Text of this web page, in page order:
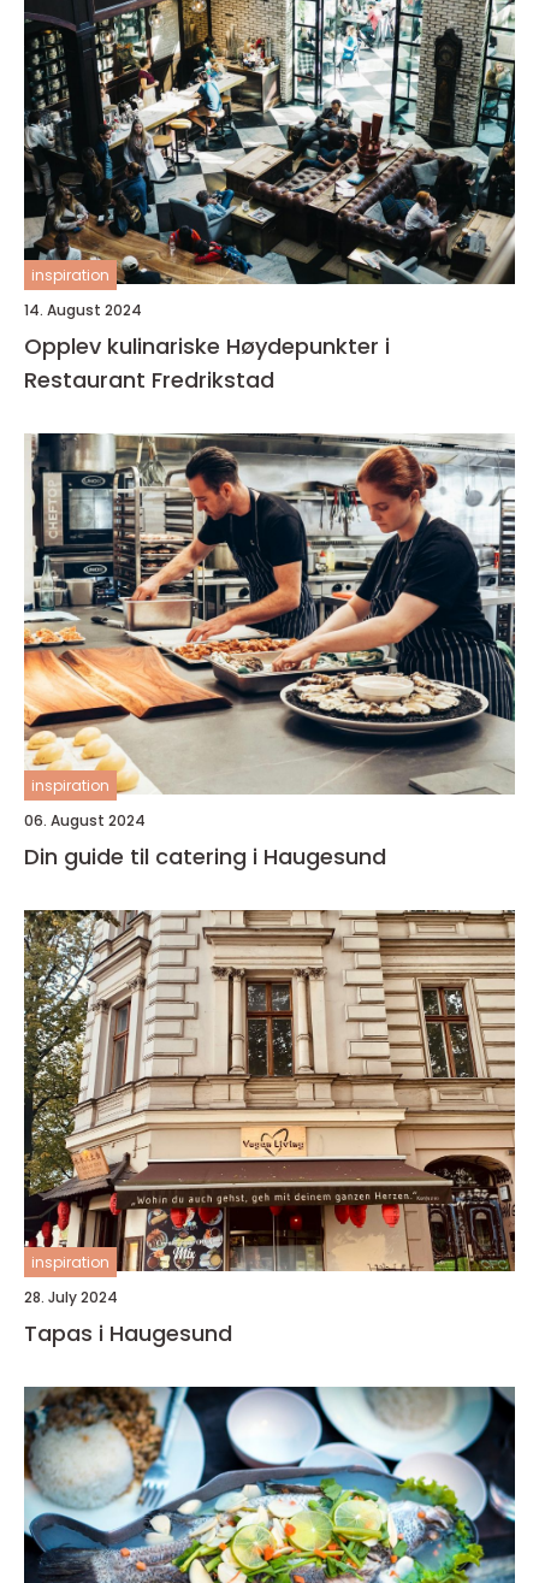
inspiration
14. August 2024
Opplev kulinariske Høydepunkter i
Restaurant Fredrikstad
inspiration
06. August 2024
Din guide til catering i Haugesund
inspiration
28. July 2024
Tapas i Haugesund